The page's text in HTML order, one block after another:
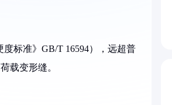
标准》GB/T 16594），远超普
载变形缝。